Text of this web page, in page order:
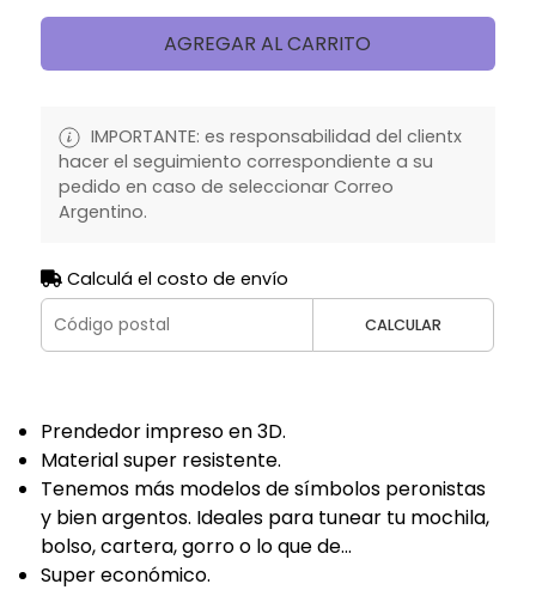
AGREGAR AL CARRITO
IMPORTANTE: es responsabilidad del clientx
hacer el seguimiento correspondiente a su
pedido en caso de seleccionar Correo
Argentino.
Calculá el costo de envío
CALCULAR
Prendedor impreso en 3D.
Material super resistente.
Tenemos más modelos de símbolos peronistas
y bien argentos. Ideales para tunear tu mochila,
bolso, cartera, gorro o lo que de...
Super económico.